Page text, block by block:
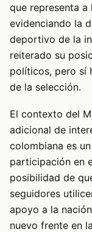
que representa a
evidenciando la
deportivo de la
reiterado su
políticos, pero sí
de la selección.
El contexto del
adicional de
colombiana es
participación en
posibilidad de
seguidores
apoyo a la
nuevo frente en